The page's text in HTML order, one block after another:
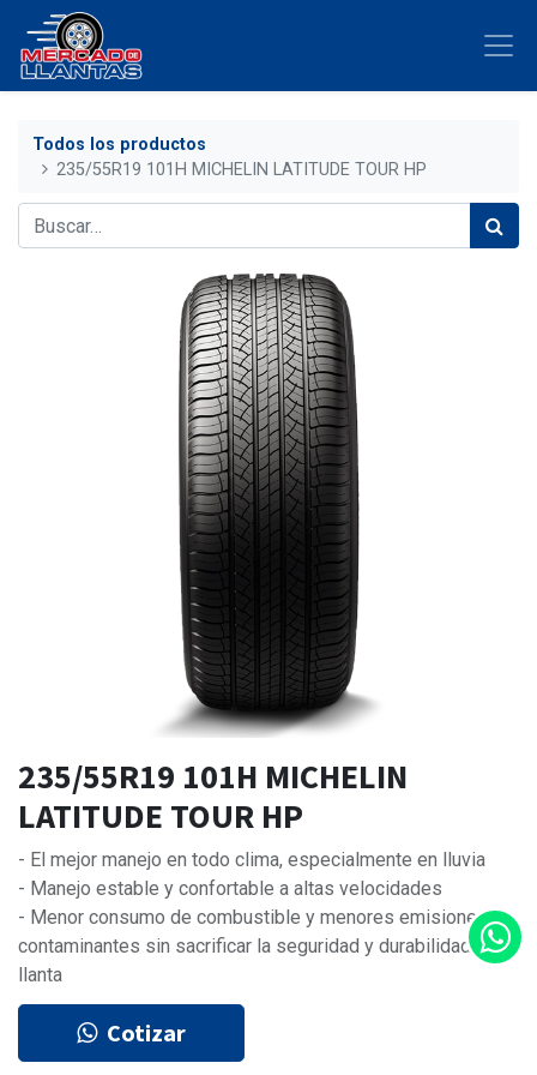
Todos los productos
235/55R19 101H MICHELIN LATITUDE TOUR HP
235/55R19 101H MICHELIN
LATITUDE TOUR HP
- El mejor manejo en todo clima, especialmente en lluvia
- Manejo estable y confortable a altas velocidades
- Menor consumo de combustible y menores emisiones
contaminantes sin sacrificar la seguridad y durabilidad de la
llanta
Cotizar